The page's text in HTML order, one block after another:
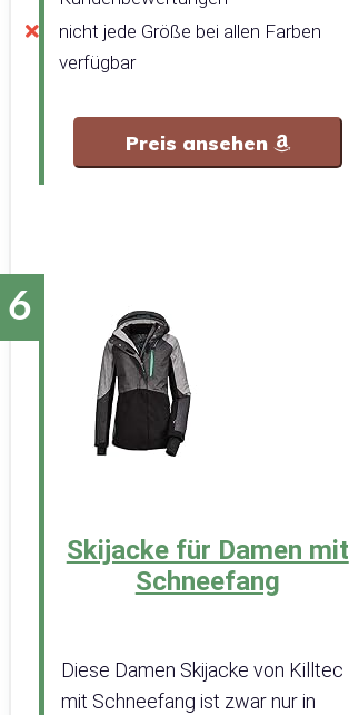
nicht jede Größe bei allen Farben
verfügbar
Preis ansehen
Skijacke für Damen mit
Schneefang
Diese Damen Skijacke von Killtec
mit Schneefang ist zwar nur in